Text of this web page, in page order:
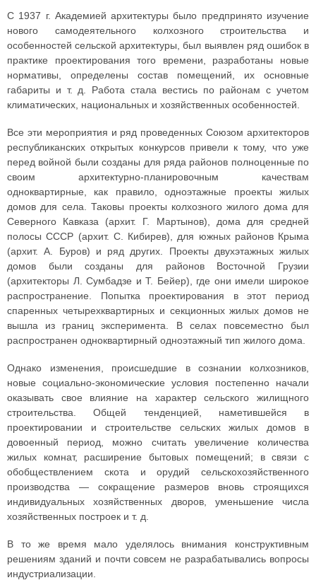
С 1937 г. Академией архитектуры было предпринято изучение
нового самодеятельного колхозного строительства и
особенностей сельской архитектуры, был выявлен ряд ошибок в
практике проектирования того времени, разработаны новые
нормативы, определены состав помещений, их основные
габариты и т. д. Работа стала вестись по районам с учетом
климатических, национальных и хозяйственных особенностей.
Все эти мероприятия и ряд проведенных Союзом архитекторов
республиканских открытых конкурсов привели к тому, что уже
перед войной были созданы для ряда районов полноценные по
своим архитектурно-планировочным качествам
одноквартирные, как правило, одноэтажные проекты жилых
домов для села. Таковы проекты колхозного жилого дома для
Северного Кавказа (архит. Г. Мартынов), дома для средней
полосы СССР (архит. С. Кибирев), для южных районов Крыма
(архит. А. Буров) и ряд других. Проекты двухэтажных жилых
домов были созданы для районов Восточной Грузии
(архитекторы Л. Сумбадзе и Т. Бейер), где они имели широкое
распространение. Попытка проектирования в этот период
спаренных четырехквартирных и секционных жилых домов не
вышла из границ эксперимента. В селах повсеместно был
распространен одноквартирный одноэтажный тип жилого дома.
Однако изменения, происшедшие в сознании колхозников,
новые социально-экономические условия постепенно начали
оказывать свое влияние на характер сельского жилищного
строительства. Общей тенденцией, наметившейся в
проектировании и строительстве сельских жилых домов в
довоенный период, можно считать увеличение количества
жилых комнат, расширение бытовых помещений; в связи с
обобществлением скота и орудий сельскохозяйственного
производства — сокращение размеров вновь строящихся
индивидуальных хозяйственных дворов, уменьшение числа
хозяйственных построек и т. д.
В то же время мало уделялось внимания конструктивным
решениям зданий и почти совсем не разрабатывались вопросы
индустриализации.